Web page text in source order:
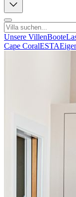
Unsere VillenBoote
Cape CoralESTA